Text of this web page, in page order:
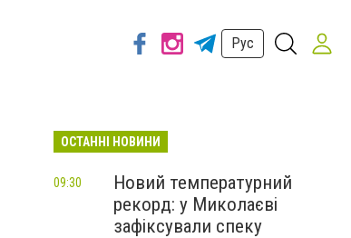
Рус
ОСТАННІ НОВИНИ
Новий температурний
рекорд: у Миколаєві
зафіксували спеку
09:30